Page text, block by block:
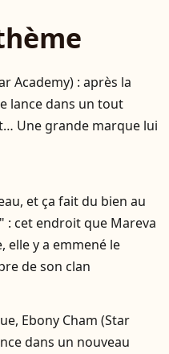
Academy) : après la
lance dans un tout
Une grande marque lui
et ça fait du bien au
: cet endroit que Mareva
elle y a emmené le
de son clan
Ebony Cham (Star
dans un nouveau